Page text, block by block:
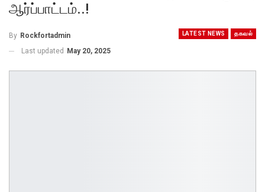
ஆர்ப்பாட்டம்..!
LATEST NEWS தகவல்
By Rockfortadmin
Last updated May 20, 2025